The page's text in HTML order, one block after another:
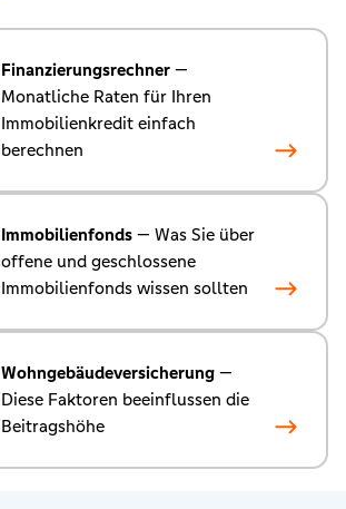
Finanzierungsrechner —
Monatliche Raten für Ihren
Immobilienkredit einfach
berechnen
Immobilienfonds — Was Sie über
offene und geschlossene
Immobilienfonds wissen sollten
Wohngebäudeversicherung —
Diese Faktoren beeinflussen die
Beitragshöhe